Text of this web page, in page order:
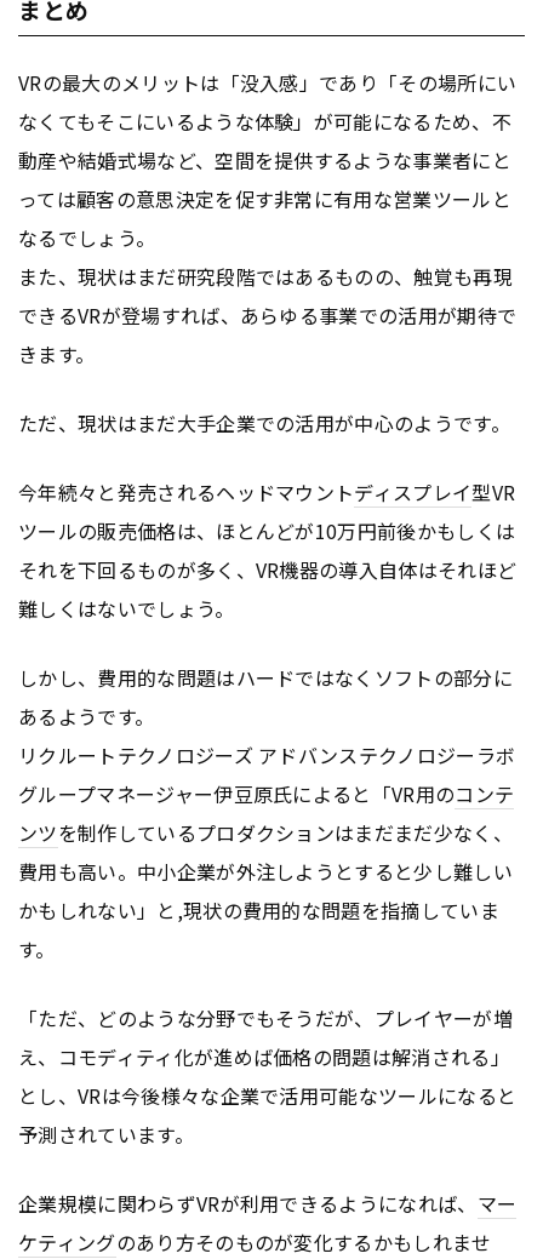
まとめ
VRの最大のメリットは「没入感」であり「その場所にい
なくてもそこにいるような体験」が可能になるため、不
動産や結婚式場など、空間を提供するような事業者にと
っては顧客の意思決定を促す非常に有用な営業ツールと
なるでしょう。
また、現状はまだ研究段階ではあるものの、触覚も再現
できるVRが登場すれば、あらゆる事業での活用が期待で
きます。
ただ、現状はまだ大手企業での活用が中心のようです。
今年続々と発売されるヘッドマウントディスプレイ型VR
ツールの販売価格は、ほとんどが10万円前後かもしくは
それを下回るものが多く、VR機器の導入自体はそれほど
難しくはないでしょう。
しかし、費用的な問題はハードではなくソフトの部分に
あるようです。
リクルートテクノロジーズ アドバンステクノロジーラボ
グループマネージャー伊豆原氏によると「VR用のコンテ
ンツを制作しているプロダクションはまだまだ少なく、
費用も高い。中小企業が外注しようとすると少し難しい
かもしれない」と,現状の費用的な問題を指摘していま
す。
「ただ、どのような分野でもそうだが、プレイヤーが増
え、コモディティ化が進めば価格の問題は解消される」
とし、VRは今後様々な企業で活用可能なツールになると
予測されています。
企業規模に関わらずVRが利用できるようになれば、 マー
ケティングのあり方そのものが変化するかもしれませ